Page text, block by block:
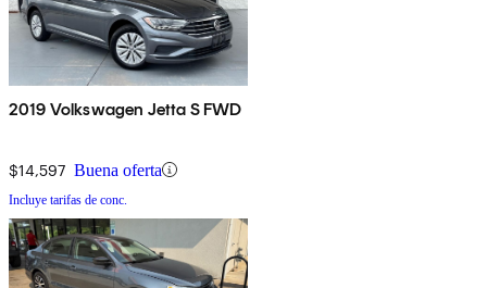
2019 Volkswagen Jetta S FWD
$14,597 Buena oferta
Incluye tarifas de conc.